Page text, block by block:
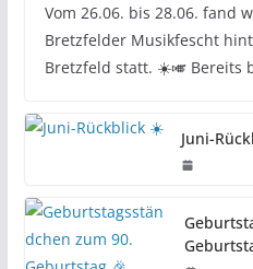
Vom 26.06. bis 28.06. fand
Bretzfelder Musikfescht
Bretzfeld statt. ☀️🎺 Bereits
Juni-